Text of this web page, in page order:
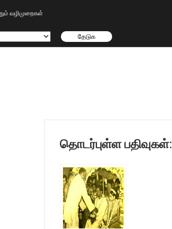
வழிமுறைகள்
தொடர்புள்ள பதிவுகள்: